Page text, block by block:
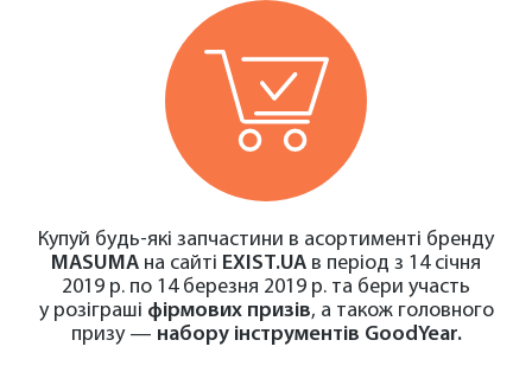
Купуй будь-які запчастини в асортименті бренду
MASUMA на сайті EXIST.UA в період з 14 січня
2019 р. по 14 березня 2019 р. та бери участь
у розіграші фірмових призів, а також головного
призу — набору інструментів GoodYear.